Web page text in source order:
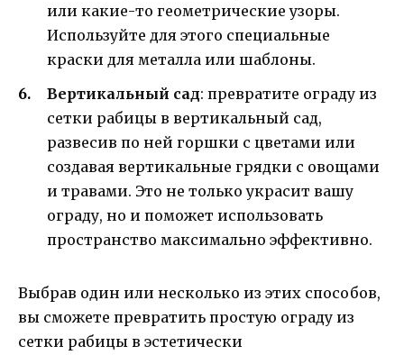
или какие-то геометрические узоры.
Используйте для этого специальные
краски для металла или шаблоны.
Вертикальный сад: превратите ограду из
сетки рабицы в вертикальный сад,
развесив по ней горшки с цветами или
создавая вертикальные грядки с овощами
и травами. Это не только украсит вашу
ограду, но и поможет использовать
пространство максимально эффективно.
Выбрав один или несколько из этих способов,
вы сможете превратить простую ограду из
сетки рабицы в эстетически